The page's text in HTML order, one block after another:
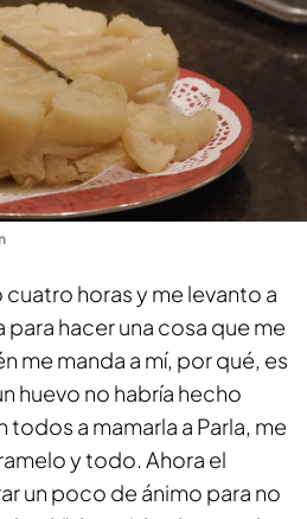
horas y me levanto a
para hacer una cosa que me
me manda a mí, por qué, es
huevo no habría hecho
a mamarla a Parla, me
y todo. Ahora el
un poco de ánimo para no